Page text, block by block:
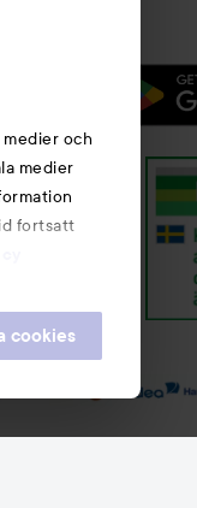
och
medier
fortsatt
cookies